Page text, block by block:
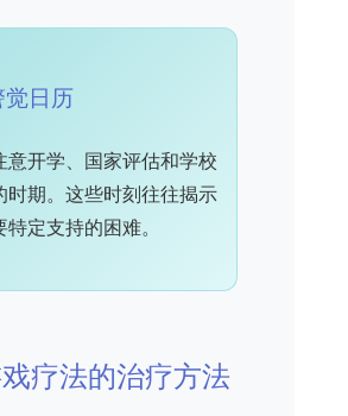
觉日历
意开学、国家评估和学校
时期。这些时刻往往揭示
特定支持的困难。
疗法的治疗方法